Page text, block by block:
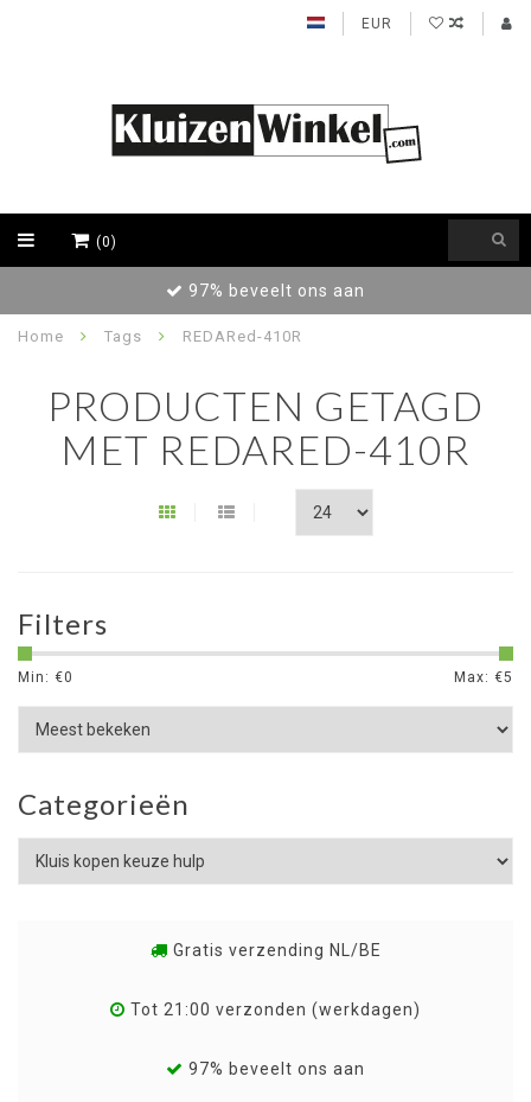
EUR
(0)
Achteraf betalen / Factuur levering
Home Tags REDARed-410R
PRODUCTEN GETAGD
MET REDARED-410R
Filters
Min: €0 Max: €5
Categorieën
Gratis verzending NL/BE
Tot 21:00 verzonden (werkdagen)
97% beveelt ons aan